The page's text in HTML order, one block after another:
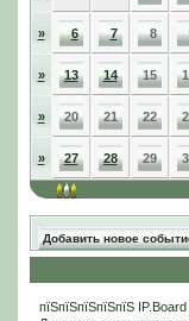
» 6 7 8
» 13 14 15
» 20 21 22
» 27 28 29
Добавить новое
пїЅпїЅпїЅпїЅпїЅ IP.Board